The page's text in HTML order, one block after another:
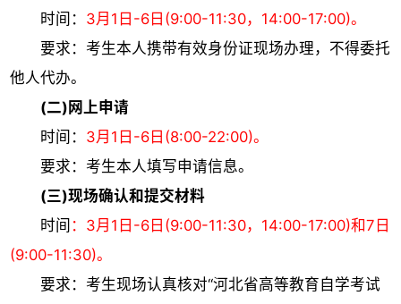
时间： 3月1日-6日(9:00-11:30，14:00-17:00)。
要求：考生本人携带有效身份证现场办理，不得委托
他人代办。
(二)网上申请
时间： 3月1日-6日(8:00-22:00)。
要求：考生本人填写申请信息。
(三)现场确认和提交材料
时间 ：3月1日-6日(9:00-11:30，14:00-17:00)和7日
(9:00-11:30)。
要求：考生现场认真核对“河北省高等教育自学考试